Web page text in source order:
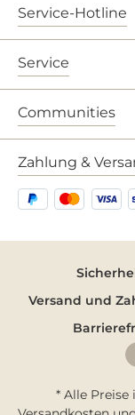
Service-Hotline
Service
Communities
Zahlung &
Versand und
* Alle Preise